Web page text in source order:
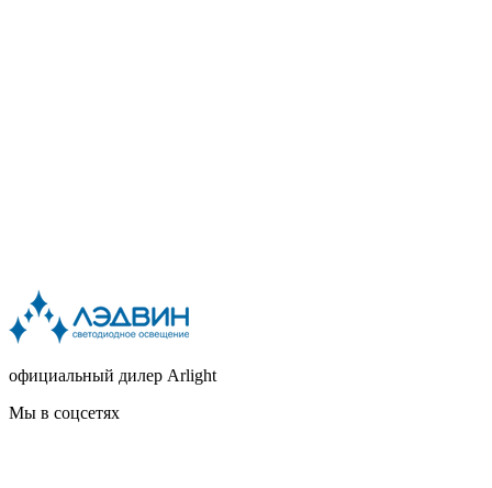
официальный дилер Arlight
Мы в соцсетях